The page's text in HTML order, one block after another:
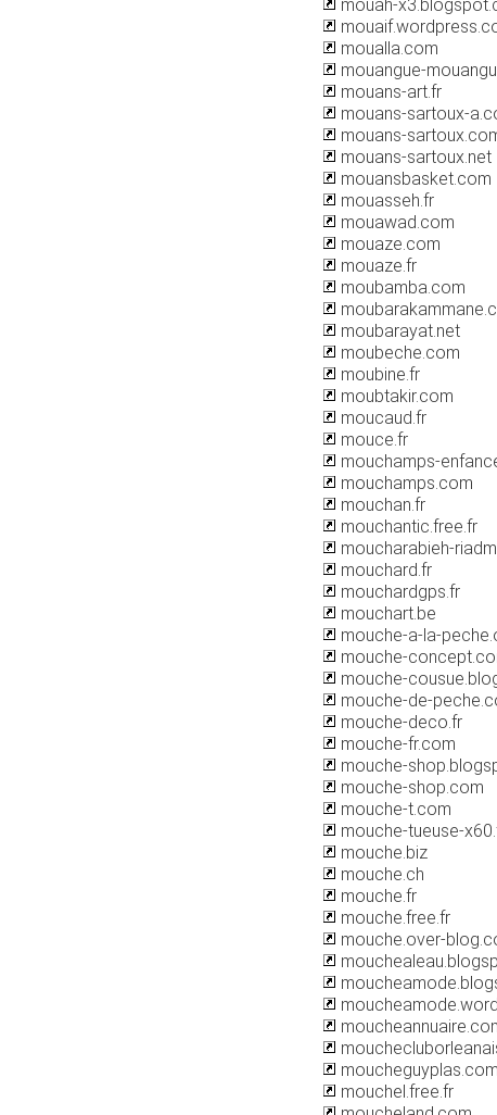
mouah-
moualla.com
mouangue-
mouans-art.fr
mouans-sartoux-
mouans-
mouans-sartoux.net
mouansbasket.com
mouasseh.fr
mouawad.com
mouaze.com
mouaze.fr
moubamba.com
moubarayat.net
moubeche.com
moubine.fr
moubtakir.com
moucaud.fr
mouce.fr
mouchamps-
mouchamps.com
mouchan.fr
mouchantic.free.fr
moucharabieh-
mouchard.fr
mouchardgps.fr
mouchart.be
mouche-a-la-
mouche-
mouche-
mouche-de-
mouche-deco.fr
mouche-fr.com
mouche-
mouche-shop.com
mouche-t.com
mouche-tueuse-
mouche.biz
mouche.ch
mouche.fr
mouche.free.fr
mouche.over-
moucheguyplas.com
mouchel.free.fr